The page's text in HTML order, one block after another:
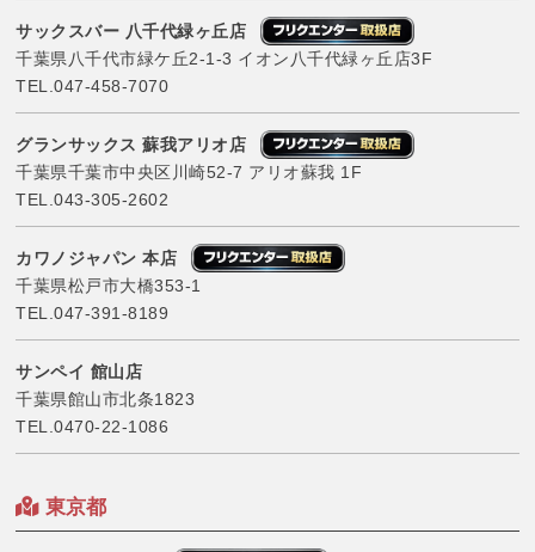
サックスバー 八千代緑ヶ丘店
千葉県八千代市緑ケ丘2-1-3 イオン八千代緑ヶ丘店3F
TEL.047-458-7070
グランサックス 蘇我アリオ店
千葉県千葉市中央区川崎52-7 アリオ蘇我 1F
TEL.043-305-2602
カワノジャパン 本店
千葉県松戸市大橋353-1
TEL.047-391-8189
サンペイ 館山店
千葉県館山市北条1823
TEL.0470-22-1086
東京都